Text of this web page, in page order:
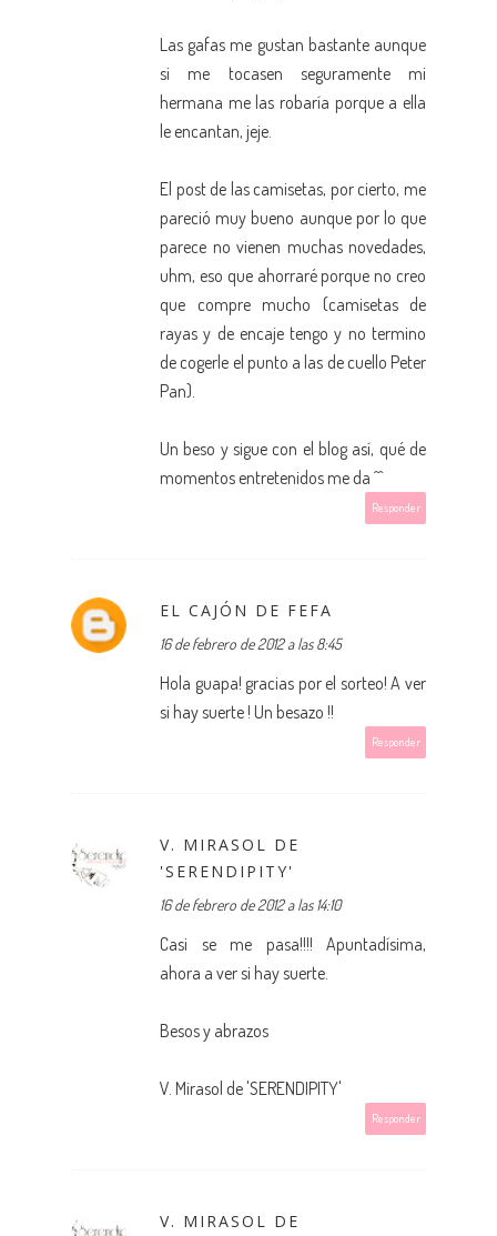
Las gafas me gustan bastante aunque
si me tocasen seguramente mi
hermana me las robaría porque a ella
le encantan, jeje.
El post de las camisetas, por cierto, me
pareció muy bueno aunque por lo que
parece no vienen muchas novedades,
uhm, eso que ahorraré porque no creo
que compre mucho (camisetas de
rayas y de encaje tengo y no termino
de cogerle el punto a las de cuello Peter
Pan).
Un beso y sigue con el blog así, qué de
momentos entretenidos me da ^^
Responder
EL CAJÓN DE FEFA
16 de febrero de 2012 a las 8:45
Hola guapa! gracias por el sorteo! A ver
si hay suerte ! Un besazo !!
Responder
V. MIRASOL DE
'SERENDIPITY'
16 de febrero de 2012 a las 14:10
Casi se me pasa!!!! Apuntadísima,
ahora a ver si hay suerte.
Besos y abrazos
V. Mirasol de 'SERENDIPITY'
Responder
V. MIRASOL DE